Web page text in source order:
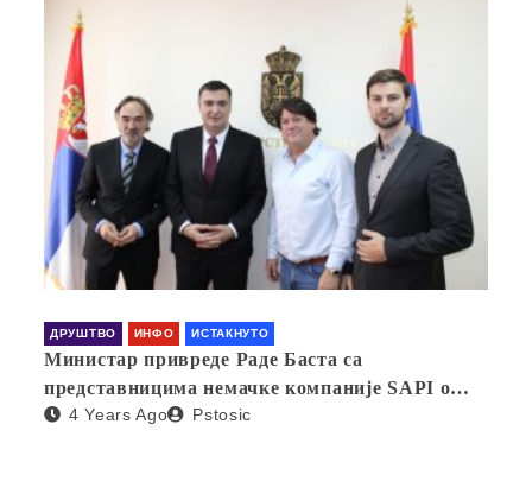
ДРУШТВО ИНФО ИСТАКНУТО
Министар привреде Раде Баста са
представницима немачке компаније SAPI о
отварању фабрике у Србији
4 Years Ago Pstosic